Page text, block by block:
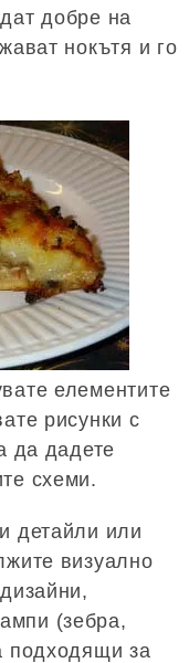
добре на
нокътя и го
елементите
рисунки с
да дадете
схеми.
детайли или
визуално
(зебра,
подходящи за